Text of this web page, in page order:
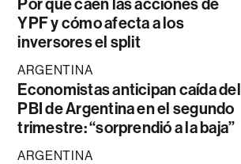
YPF y cómo afecta a los
inversores el split
ARGENTINA
Economistas anticipan caída del
PBI de Argentina en el segundo
trimestre: “sorprendió a la baja”
ARGENTINA